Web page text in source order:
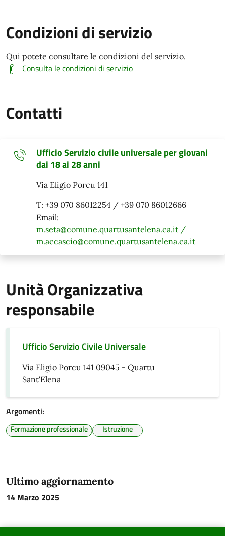
Condizioni di servizio
Qui potete consultare le condizioni del servizio.
Consulta le condizioni di servizio
Contatti
Ufficio Servizio civile universale per giovani
dai 18 ai 28 anni
Via Eligio Porcu 141
T: +39 070 86012254 / +39 070 86012666
Email:
m.seta@comune.quartusantelena.ca.it /
m.accascio@comune.quartusantelena.ca.it
Unità Organizzativa
responsabile
Ufficio Servizio Civile Universale
Via Eligio Porcu 141 09045 - Quartu
Sant'Elena
Argomenti:
Formazione professionale Istruzione
Ultimo aggiornamento
14 Marzo 2025